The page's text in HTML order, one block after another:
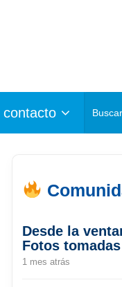
contacto
Desde la
Fotos
1 mes atrás